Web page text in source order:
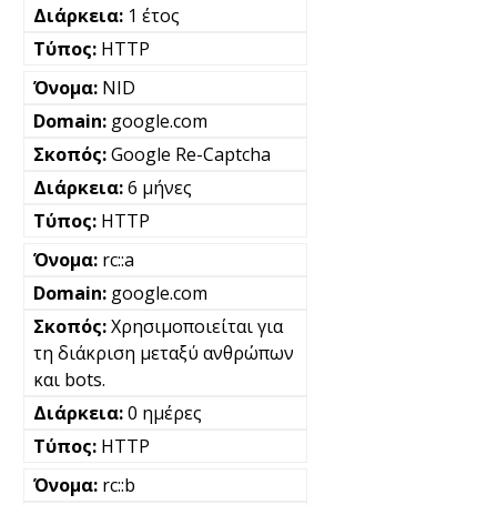
1 έτος
HTTP
NID
google.com
Google Re-Captcha
6 μήνες
HTTP
rc::a
google.com
Χρησιμοποιείται για
τη διάκριση μεταξύ ανθρώπων
και bots.
0 ημέρες
HTTP
rc::b